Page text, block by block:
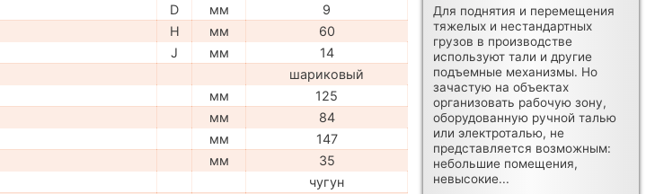
D мм
9
H мм
60
J мм
14
шариковый
мм
125
мм
84
мм
147
мм
35
чугун
Для поднятия и перемещения
тяжелых и нестандартных
грузов в производстве
используют тали и другие
подъемные механизмы. Но
зачастую на объектах
организовать рабочую зону,
оборудованную ручной талью
или электроталью, не
представляется возможным:
небольшие помещения,
невысокие...